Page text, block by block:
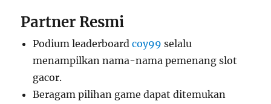
Partner Resmi
Podium leaderboardcoy99 selalu
menampilkan nama-nama pemenang slot
gacor.
Beragam pilihan game dapat ditemukan